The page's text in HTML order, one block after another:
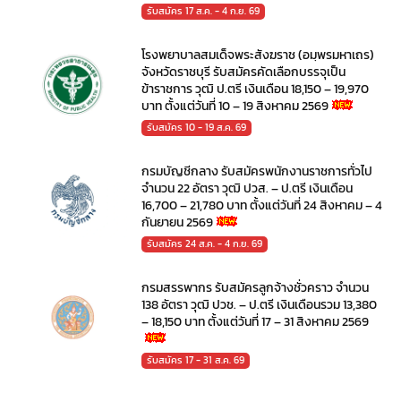
รับสมัคร 17 ส.ค. - 4 ก.ย. 69
โรงพยาบาลสมเด็จพระสังฆราช (อมฺพรมหาเถร)
จังหวัดราชบุรี รับสมัครคัดเลือกบรรจุเป็น
ข้าราชการ วุฒิ ป.ตรี เงินเดือน 18,150 – 19,970
บาท ตั้งแต่วันที่ 10 – 19 สิงหาคม 2569
รับสมัคร 10 - 19 ส.ค. 69
กรมบัญชีกลาง รับสมัครพนักงานราชการทั่วไป
จำนวน 22 อัตรา วุฒิ ปวส. – ป.ตรี เงินเดือน
16,700 – 21,780 บาท ตั้งแต่วันที่ 24 สิงหาคม – 4
กันยายน 2569
รับสมัคร 24 ส.ค. - 4 ก.ย. 69
กรมสรรพากร รับสมัครลูกจ้างชั่วคราว จำนวน
138 อัตรา วุฒิ ปวช. – ป.ตรี เงินเดือนรวม 13,380
– 18,150 บาท ตั้งแต่วันที่ 17 – 31 สิงหาคม 2569
รับสมัคร 17 - 31 ส.ค. 69